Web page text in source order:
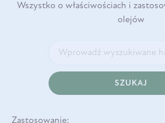
Wszystko o właściwościach i
olejów
SZUKAJ
Zastosowanie: